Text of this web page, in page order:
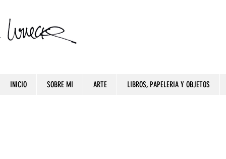
INICIO SOBRE MI ARTE LIBROS, PAPELERIA Y OBJETOS